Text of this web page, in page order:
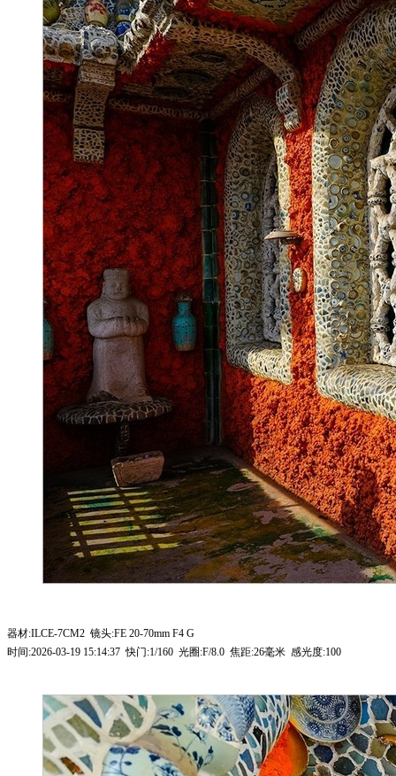
器材:ILCE-7CM2 镜头:FE 20-70mm F4 G
时间:2026-03-19 15:14:37 快门:1/160 光圈:F/8.0 焦距:26毫米 感光度:100